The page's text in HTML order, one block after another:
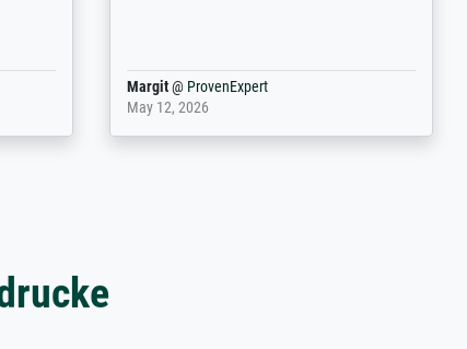
Anonym@ProvenExpert
March 31, 2025